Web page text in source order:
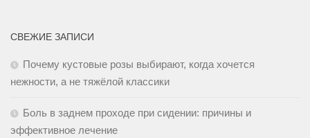
СВЕЖИЕ ЗАПИСИ
Почему кустовые розы выбирают, когда хочется
нежности, а не тяжёлой классики
Боль в заднем проходе при сидении: причины и
эффективное лечение